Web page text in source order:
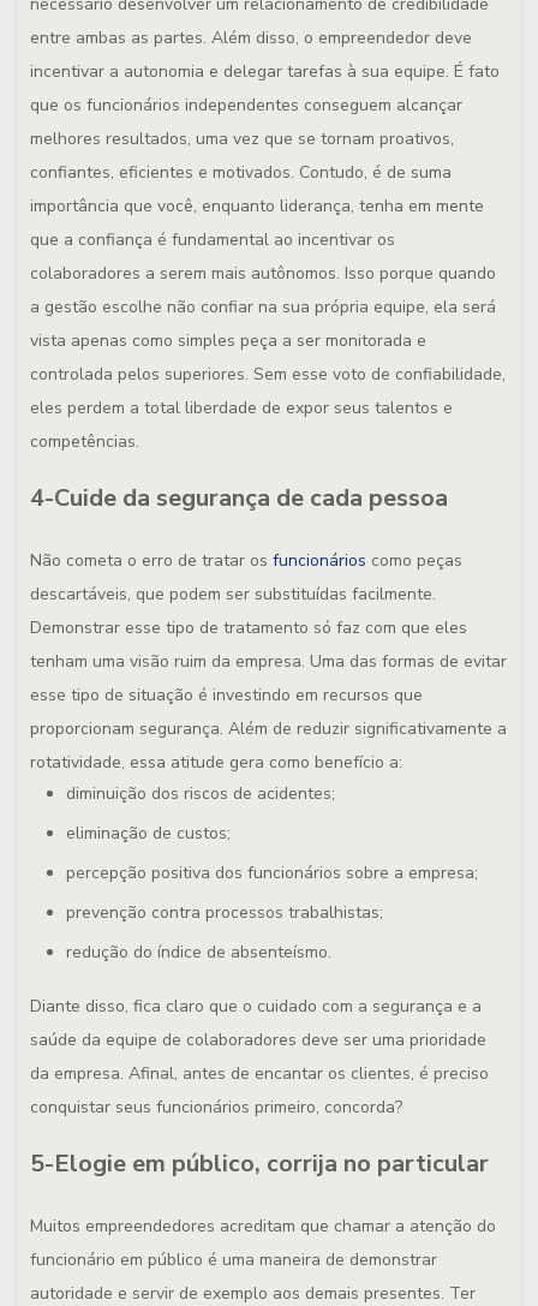
entre ambas as partes. Além disso, o empreendedor deve
incentivar a autonomia e delegar tarefas à sua equipe. É fato
que os funcionários independentes conseguem alcançar
melhores resultados, uma vez que se tornam proativos,
confiantes, eficientes e motivados. Contudo, é de suma
importância que você, enquanto liderança, tenha em mente
que a confiança é fundamental ao incentivar os
colaboradores a serem mais autônomos. Isso porque quando
a gestão escolhe não confiar na sua própria equipe, ela será
vista apenas como simples peça a ser monitorada e
controlada pelos superiores. Sem esse voto de confiabilidade,
eles perdem a total liberdade de expor seus talentos e
competências.
4-Cuide da segurança de cada pessoa
Não cometa o erro de tratar os funcionários como peças
descartáveis, que podem ser substituídas facilmente.
Demonstrar esse tipo de tratamento só faz com que eles
tenham uma visão ruim da empresa. Uma das formas de evitar
esse tipo de situação é investindo em recursos que
proporcionam segurança. Além de reduzir significativamente a
rotatividade, essa atitude gera como benefício a:
diminuição dos riscos de acidentes;
eliminação de custos;
percepção positiva dos funcionários sobre a empresa;
prevenção contra processos trabalhistas;
redução do índice de absenteísmo.
Diante disso, fica claro que o cuidado com a segurança e a
saúde da equipe de colaboradores deve ser uma prioridade
da empresa. Afinal, antes de encantar os clientes, é preciso
conquistar seus funcionários primeiro, concorda?
5-Elogie em público, corrija no particular
Muitos empreendedores acreditam que chamar a atenção do
funcionário em público é uma maneira de demonstrar
autoridade e servir de exemplo aos demais presentes. Ter